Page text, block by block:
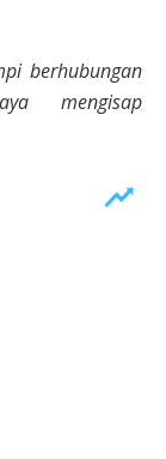
berhubungan
mengisap